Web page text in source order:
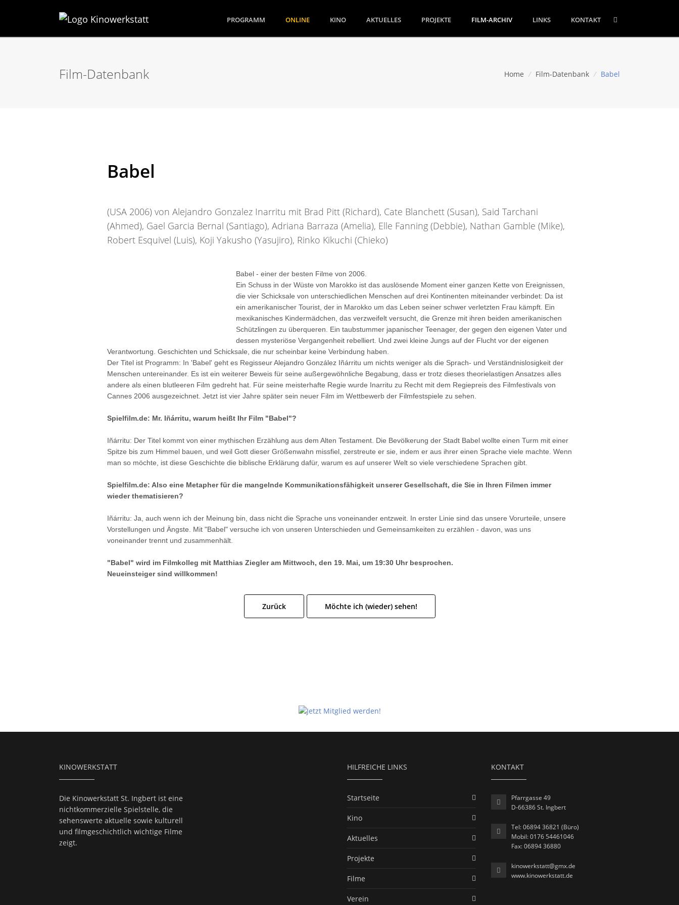
PROGRAMM (CURRENT)ONLINE KINO AKTUELLES PROJEKTE FILM-ARCHIV LINKS KONTAKT
Film-Datenbank Home / Film-Datenbank / Babel
Babel
(USA 2006) von Alejandro Gonzalez Inarritu mit Brad Pitt (Richard), Cate Blanchett (Susan), Said Tarchani
(Ahmed), Gael Garcia Bernal (Santiago), Adriana Barraza (Amelia), Elle Fanning (Debbie), Nathan Gamble (Mike),
Robert Esquivel (Luis), Koji Yakusho (Yasujiro), Rinko Kikuchi (Chieko)
Babel - einer der besten Filme von 2006.
Ein Schuss in der Wüste von Marokko ist das auslösende Moment einer ganzen Kette von Ereignissen,
die vier Schicksale von unterschiedlichen Menschen auf drei Kontinenten miteinander verbindet: Da ist
ein amerikanischer Tourist, der in Marokko um das Leben seiner schwer verletzten Frau kämpft. Ein
mexikanisches Kindermädchen, das verzweifelt versucht, die Grenze mit ihren beiden amerikanischen
Schützlingen zu überqueren. Ein taubstummer japanischer Teenager, der gegen den eigenen Vater und
dessen mysteriöse Vergangenheit rebelliert. Und zwei kleine Jungs auf der Flucht vor der eigenen
Verantwortung. Geschichten und Schicksale, die nur scheinbar keine Verbindung haben.
Der Titel ist Programm: In 'Babel' geht es Regisseur Alejandro González Iñárritu um nichts weniger als die Sprach- und Verständnislosigkeit der
Menschen untereinander. Es ist ein weiterer Beweis für seine außergewöhnliche Begabung, dass er trotz dieses theorielastigen Ansatzes alles
andere als einen blutleeren Film gedreht hat. Für seine meisterhafte Regie wurde Inarritu zu Recht mit dem Regiepreis des Filmfestivals von
Cannes 2006 ausgezeichnet. Jetzt ist vier Jahre später sein neuer Film im Wettbewerb der Filmfestspiele zu sehen.
Spielfilm.de: Mr. Iñárritu, warum heißt Ihr Film "Babel"?
Iñárritu: Der Titel kommt von einer mythischen Erzählung aus dem Alten Testament. Die Bevölkerung der Stadt Babel wollte einen Turm mit einer
Spitze bis zum Himmel bauen, und weil Gott dieser Größenwahn missfiel, zerstreute er sie, indem er aus ihrer einen Sprache viele machte. Wenn
man so möchte, ist diese Geschichte die biblische Erklärung dafür, warum es auf unserer Welt so viele verschiedene Sprachen gibt.
Spielfilm.de: Also eine Metapher für die mangelnde Kommunikationsfähigkeit unserer Gesellschaft, die Sie in Ihren Filmen immer
wieder thematisieren?
Iñárritu: Ja, auch wenn ich der Meinung bin, dass nicht die Sprache uns voneinander entzweit. In erster Linie sind das unsere Vorurteile, unsere
Vorstellungen und Ängste. Mit "Babel" versuche ich von unseren Unterschieden und Gemeinsamkeiten zu erzählen - davon, was uns
voneinander trennt und zusammenhält.
"Babel" wird im Filmkolleg mit Matthias Ziegler am Mittwoch, den 19. Mai, um 19:30 Uhr besprochen.
Neueinsteiger sind willkommen!
Zurück Möchte ich (wieder) sehen!
KINOWERKSTATT
Die Kinowerkstatt St. Ingbert ist eine
nichtkommerzielle Spielstelle, die
sehenswerte aktuelle sowie kulturell
und filmgeschichtlich wichtige Filme
zeigt.
HILFREICHE LINKS
Startseite
Kino
Aktuelles
Projekte
Filme
Verein
KONTAKT
Pfarrgasse 49
D-66386 St. Ingbert
Tel: 06894 36821 (Büro)
Mobil: 0176 54461046
Fax: 06894 36880
kinowerkstatt@gmx.de
www.kinowerkstatt.de